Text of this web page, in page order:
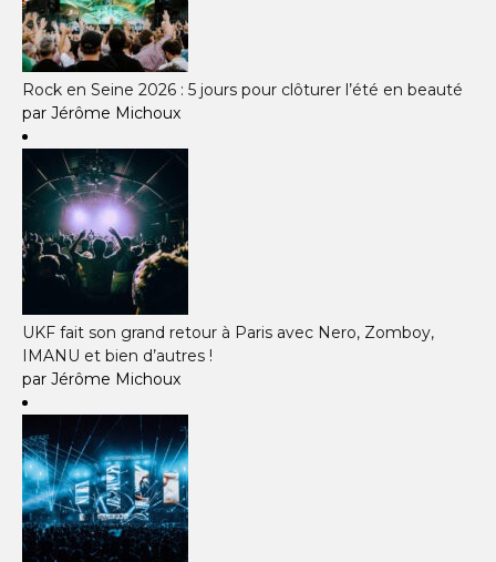
Rock en Seine 2026 : 5 jours pour clôturer l’été en beauté
par Jérôme Michoux
UKF fait son grand retour à Paris avec Nero, Zomboy,
IMANU et bien d’autres !
par Jérôme Michoux